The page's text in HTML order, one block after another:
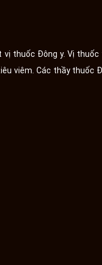
thuốc Đông y. Vị thuốc
viêm. Các thầy thuốc